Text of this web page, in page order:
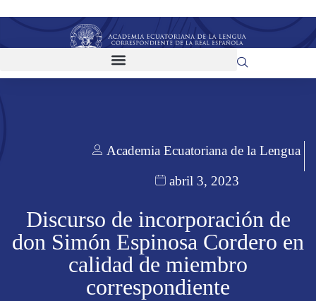
Academia Ecuatoriana de la Lengua
abril 3, 2023
Discurso de incorporación de
don Simón Espinosa Cordero en
calidad de miembro
correspondiente